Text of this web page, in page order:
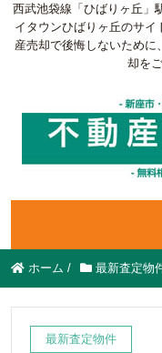
西武池袋線「ひばりヶ丘」
イタウンひばりヶ丘のサ
産売却で後悔しないため
却を
ホーム / 最新査定物
最新査定物件